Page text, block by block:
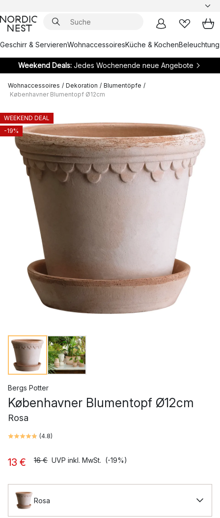
Geschirr & ServierenWohnaccessoiresKüche & KochenBeleuchtung
Weekend Deals:Jedes Wochenende neue Angebote
Wohnaccessoires / Dekoration / Blumentöpfe /
Københavner Blumentopf Ø12cm
WEEKEND DEAL
-19%
Bergs Potter
Københavner Blumentopf Ø12cm
Rosa
(4.8)
13 € 16 € UVP inkl. MwSt. (-19%)
Rosa